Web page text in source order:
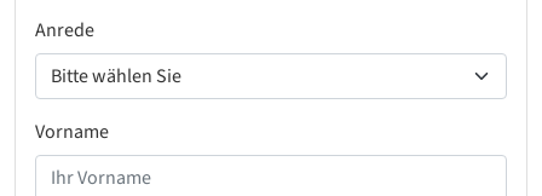
Anrede
Vorname